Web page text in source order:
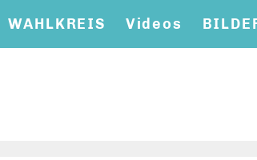
WAHLKREIS Videos